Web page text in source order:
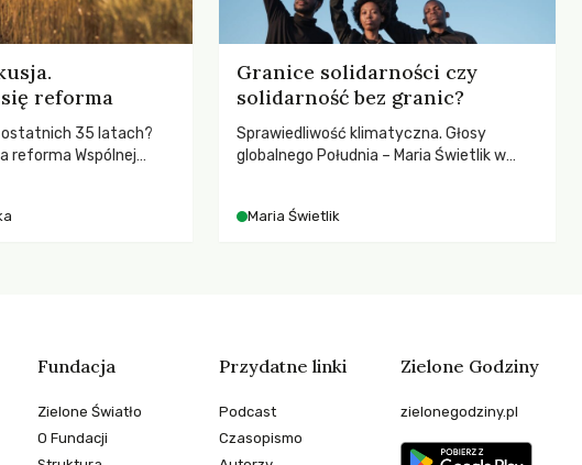
reforma
ostatnich 35 latach?
reforma Wspólnej
Granice solidarności czy
solidarność bez granic?
Sprawiedliwość klimatyczna. Głosy
globalnego Południa – Maria Świetlik w
Maria Świetlik
Fundacja
Zielone Światło
O Fundacji
Przydatne linki
Podcast
Czasopismo
Zielone Godziny
zielonegodziny.pl